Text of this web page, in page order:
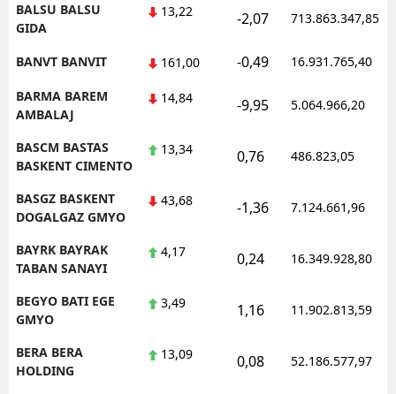
BALSU BALSU
GIDA
13,22 -2,07 713.863.347,85
BANVT BANVIT 161,00 -0,49 16.931.765,40
BARMA BAREM
AMBALAJ
14,84 -9,95 5.064.966,20
BASCM BASTAS
BASKENT CIMENTO
13,34 0,76 486.823,05
BASGZ BASKENT
DOGALGAZ GMYO
43,68 -1,36 7.124.661,96
BAYRK BAYRAK
TABAN SANAYI
4,17 0,24 16.349.928,80
BEGYO BATI EGE
GMYO
3,49 1,16 11.902.813,59
BERA BERA
HOLDING
13,09 0,08 52.186.577,97